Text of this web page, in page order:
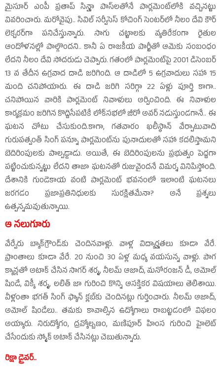
మైసూర్‌ ఎంపీ ప్రతాప్‌ సిన్హా పాస్‌లతోనే పార్లమెంట్‌లోకి వచ్చినట్టు
వివరించారు. మరోవైపు.. సివిల్‌ సర్వీసెస్‌ కోచింగ్‌ సెంటర్‌లో నీలం దేవి కౌర్‌
లెక్చరర్‌గా పనిచేస్తున్నారు. సాగు చట్టాలకు వ్యతిరేకంగా రైతుల
ఆందోళనల్లో పాల్గొందని.. కానీ ఏ రాజకీయ పార్టీతో ఆమెకు సంబంధం
లేదని నీలం దేవి సోదరుడు చెప్పారు. గతంలో పార్లమెంట్‌పై 2001 డిసెంబర్‌
13 వ తేదీన ఉగ్రవాద దాడి జరిగింది. ఆ దాడిలో 5 ఉగ్రవాదులు సహా 15
మంది చనిపోయారు. ఈ దాడి జరిగి సరిగ్గా 22 ఏళ్లు పూర్తి కాగా..
చనిపోయిన వారికి పార్లమెంట్‌ నివాళులు అర్పించింది. ఈ నివాళుల
కార్యక్రమం జరిగిన కొద్దిసేపటికే లోక్‌సభలో జీరో అవర్‌ నడుస్తుండగానే.. ఈ
ఘటన చోటు చేసుకుంది.కాగా, గతవారం ఖలీస్థాన్‌ వేర్పాటువాది
గురుపత్వంత్‌ సింగ్‌ పన్నూ పార్లమెంట్‌ను పునాదులతో సహా కదలిస్తామని
బెదిరింపులకు పాల్పడ్డాడు. అయితే, ఈ బెదిరింపులను ప్రభుత్వం పెద్దగా
పట్టించుకున్నట్టు లేదని తాజా ఘటనతో రుజువైందనే విమర్శ వినిపిస్తోంది.
దేశానికి గుండెకాయ వంటి పార్లమెంట్‌ భవనంలో ఇలాంటి ఘటనలు
జరగడం ప్రజాప్రతినిధులకు సురక్షితమేనా? అనే ప్రశ్నలు
ఉత్పన్నమవుతున్నాయి.
ఆ నలుగూరు
వేర్వేరు బ్యాక్‌గ్రౌండ్‌కు చెందినవాళ్లు. వాళ్ల విద్యార్హతలు కూడా వేరే.
ప్రాంతాలు కూడా వేరే. 20 నుంచి 30 ఏళ్ల మధ్య వయసున్న వాళ్లు. పొగ
క్యాన్లతో అటాక్‌ చేసిన సాగర్‌ శర్మ, నీలమ్‌ ఆజాద్‌, మనోరంజన్‌ డీ, అమోల్‌
షిండే, విక్కీ శర్మ, లలిత్‌ జా గురించి కొన్ని ఆసక్తికర విషయాలు తెలిశాయి.
వీళ్లంతా భగత్‌ సింగ్‌ ఫ్యాన్‌ క్లబ్‌కు చెందినట్లు గుర్తించారు. నీలమ్‌ ఆజాద్‌,
అమోల్‌ షిండేలు.. తమకు కావాల్సిన ఉద్యోగాలు రాబట్టడంలో విఫలం
అయ్యారు. నిరుద్యోగం, ద్రవ్యోల్బణం, మణిపూర్‌ హింస గురించి హైలెట్‌
చేసేందుకు స్మోక్‌ అటాక్‌ చేసినట్లు చెబుతున్నారు.
రిక్షా డ్రైవర్‌..